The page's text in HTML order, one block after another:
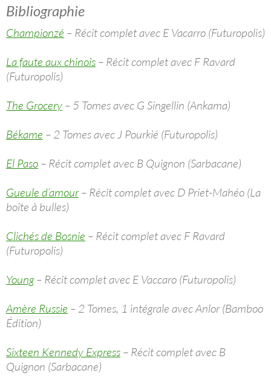
Bibliographie
Championzé – Récit complet avec E Vacarro (Futuropolis)
La faute aux chinois – Récit complet avec F Ravard
(Futuropolis)
The Grocery – 5 Tomes avec G Singellin (Ankama)
Békame – 2 Tomes avec J Pourkié (Futuropolis)
El Paso – Récit complet avec B Quignon (Sarbacane)
Gueule d’amour– Récit complet avec D Priet-Mahéo (La
boîte à bulles)
Clichés de Bosnie – Récit complet avec F Ravard
(Futuropolis)
Young– Récit complet avec E Vaccaro (Futuropolis)
Amère Russie – 2 Tomes, 1 intégrale avec Anlor (Bamboo
Édition)
Sixteen Kennedy Express – Récit complet avec B
Quignon (Sarbacane)